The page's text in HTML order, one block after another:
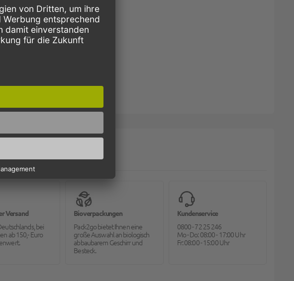
Versand
bei
ab 150,- Euro
Bioverpackungen
Pack2go bietet Ihnen eine
große Auswahl an biologisch
abbaubarem Geschirr und
Besteck.
Kundenservice
0800 - 72 25 246
Mo - Do: 08:00 - 17:00 Uhr
Fr: 08:00 - 15:00 Uhr